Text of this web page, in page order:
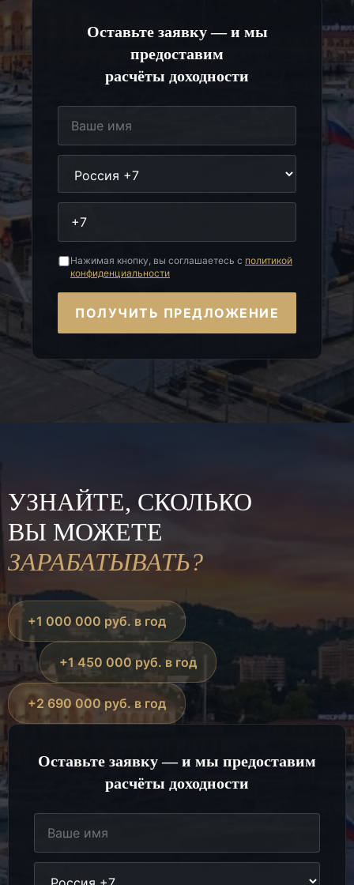
Оставьте заявку — и мы
предоставим
расчёты доходности
Нажимая кнопку, вы соглашаетесь с политикой
конфиденциальности
ПОЛУЧИТЬ ПРЕДЛОЖЕНИЕ
УЗНАЙТЕ, СКОЛЬКО
ВЫ МОЖЕТЕ
ЗАРАБАТЫВАТЬ?
+1 000 000 руб. в год
+1 450 000 руб. в год
+2 690 000 руб. в год
Оставьте заявку — и мы предоставим
расчёты доходности